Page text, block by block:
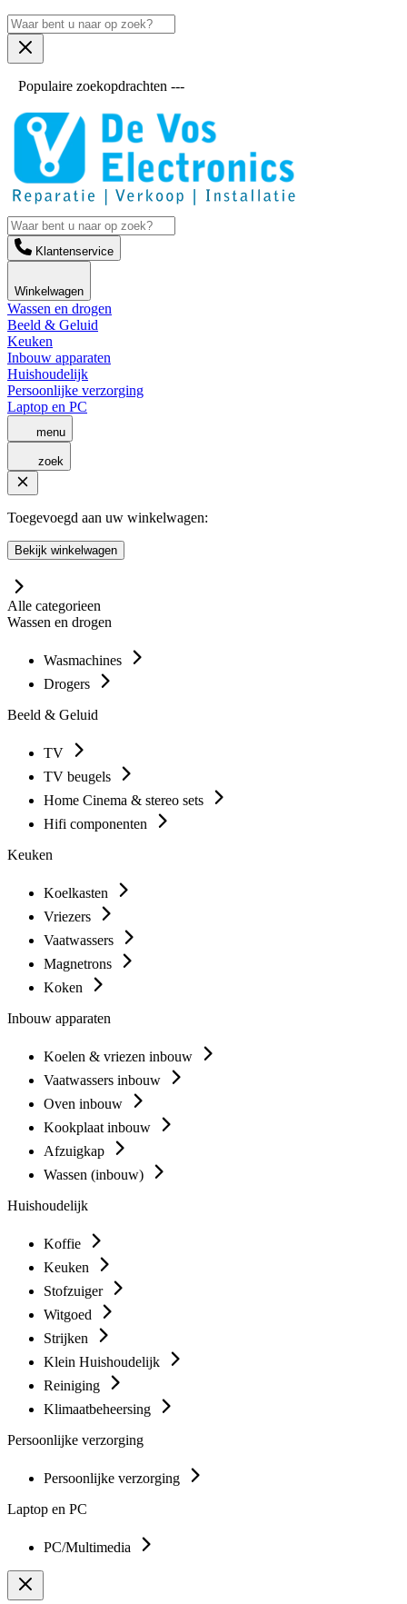
Populaire zoekopdrachten ---
Klantenservice
Winkelwagen
Wassen en drogen
Beeld & Geluid
Keuken
Inbouw apparaten
Huishoudelijk
Persoonlijke verzorging
Laptop en PC
menu
zoek
Toegevoegd aan uw winkelwagen:
Bekijk winkelwagen
Alle categorieen
Wassen en drogen
Wasmachines
Drogers
Beeld & Geluid
TV
TV beugels
Home Cinema & stereo sets
Hifi componenten
Keuken
Koelkasten
Vriezers
Vaatwassers
Magnetrons
Koken
Inbouw apparaten
Koelen & vriezen inbouw
Vaatwassers inbouw
Oven inbouw
Kookplaat inbouw
Afzuigkap
Wassen (inbouw)
Huishoudelijk
Koffie
Keuken
Stofzuiger
Witgoed
Strijken
Klein Huishoudelijk
Reiniging
Klimaatbeheersing
Persoonlijke verzorging
Persoonlijke verzorging
Laptop en PC
PC/Multimedia